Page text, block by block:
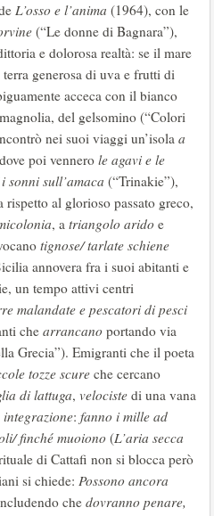
L’osso e l’anima (1964), con le
(“Le donne di Bagnara”),
e dolorosa realtà: se il mare
terra generosa di uva e frutti di
acceca con il bianco
del gelsomino (“Colori
nei suoi viaggi un’isola a
dove poi vennero le agavi e le
sull’amaca (“Trinakie”),
rispetto al glorioso passato greco,
, a triangolo arido e
tignose/ tarlate schiene
annovera fra i suoi abitanti e
un tempo attivi centri
malandate e pescatori di pesci
che arrancano portando via
Grecia”). Emigranti che il poeta
tozze scure che cercano
di lattuga, velociste di una vana
: fanno i mille ad
finché muoiono (L’aria secca
di Cattafi non si blocca però
si chiede: Possono ancora
che dovranno penare,